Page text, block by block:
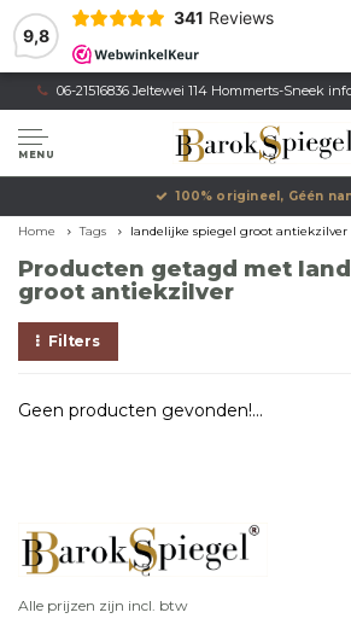
9,8
341 Reviews
06-21516836 Jeltewei 114 Hommerts-Sneek
MENU
100% origineel, Géén
Home Tags landelijke spiegel groot antiekzilver
Producten getagd met
groot antiekzilver
Filters
Geen producten gevonden!...
Alle prijzen zijn incl. btw